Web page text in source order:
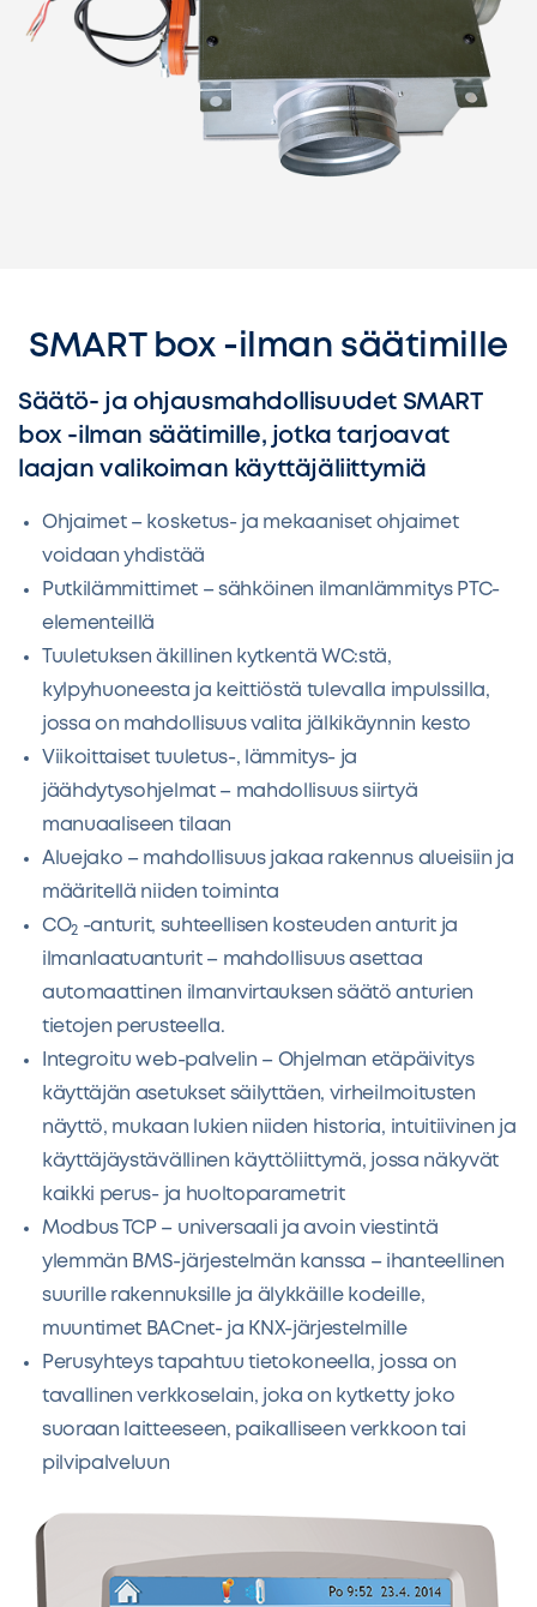
SMART box -ilman säätimille
Säätö- ja ohjausmahdollisuudet SMART
box -ilman säätimille, jotka tarjoavat
laajan valikoiman käyttäjäliittymiä
Ohjaimet – kosketus- ja mekaaniset ohjaimet
voidaan yhdistää
Putkilämmittimet – sähköinen ilmanlämmitys PTC-
elementeillä
Tuuletuksen äkillinen kytkentä WC:stä,
kylpyhuoneesta ja keittiöstä tulevalla impulssilla,
jossa on mahdollisuus valita jälkikäynnin kesto
Viikoittaiset tuuletus-, lämmitys- ja
jäähdytysohjelmat – mahdollisuus siirtyä
manuaaliseen tilaan
Aluejako – mahdollisuus jakaa rakennus alueisiin ja
määritellä niiden toiminta
CO2 -anturit, suhteellisen kosteuden anturit ja
ilmanlaatuanturit – mahdollisuus asettaa
automaattinen ilmanvirtauksen säätö anturien
tietojen perusteella.
Integroitu web-palvelin – Ohjelman etäpäivitys
käyttäjän asetukset säilyttäen, virheilmoitusten
näyttö, mukaan lukien niiden historia, intuitiivinen ja
käyttäjäystävällinen käyttöliittymä, jossa näkyvät
kaikki perus- ja huoltoparametrit
Modbus TCP – universaali ja avoin viestintä
ylemmän BMS-järjestelmän kanssa – ihanteellinen
suurille rakennuksille ja älykkäille kodeille,
muuntimet BACnet- ja KNX-järjestelmille
Perusyhteys tapahtuu tietokoneella, jossa on
tavallinen verkkoselain, joka on kytketty joko
suoraan laitteeseen, paikalliseen verkkoon tai
pilvipalveluun